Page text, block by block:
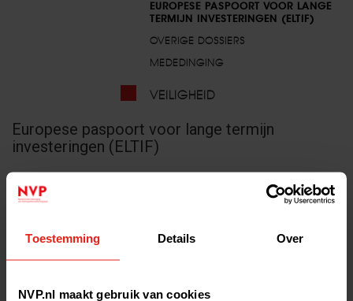
Toestemming Details Over
NVP.nl maakt gebruik van cookies
EUROPESE PASPOORT VOOR LANGE
TERMIJN INVESTERINGEN (ELTIF)
OVERIGE DOSSIERS
MEDEDINGING
VEILIGHEID
Europese paspoort voor lange termijn
investeringen (ELTIF)
professionele- en particulier beleggers de mogelijkheid biedt om
onderdeel uitmaken van de Europese Economische Ruimte
(EER) te doen. Op 25 november 2021 heeft de Europese